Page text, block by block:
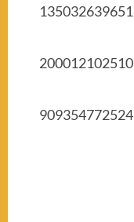
135032639651
200012102510
909354772524